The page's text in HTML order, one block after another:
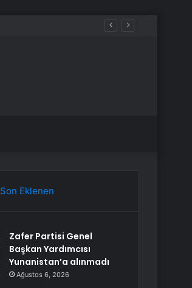
Son Eklenen
Zafer Partisi Genel
Başkan Yardımcısı
Yunanistan’a alınmadı
Ağustos 6, 2026